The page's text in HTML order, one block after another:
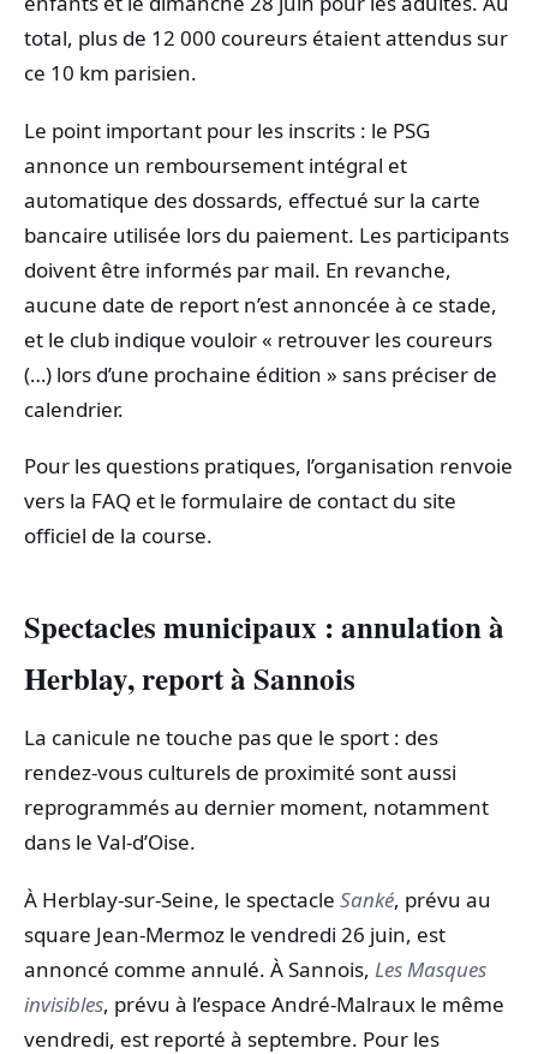
total, plus de 12 000 coureurs étaient attendus sur
ce 10 km parisien.
Le point important pour les inscrits : le PSG
annonce un remboursement intégral et
automatique des dossards, effectué sur la carte
bancaire utilisée lors du paiement. Les participants
doivent être informés par mail. En revanche,
aucune date de report n’est annoncée à ce stade,
et le club indique vouloir « retrouver les coureurs
(…) lors d’une prochaine édition » sans préciser de
calendrier.
Pour les questions pratiques, l’organisation renvoie
vers la FAQ et le formulaire de contact du site
officiel de la course.
Spectacles municipaux : annulation à
Herblay, report à Sannois
La canicule ne touche pas que le sport : des
rendez-vous culturels de proximité sont aussi
reprogrammés au dernier moment, notamment
dans le Val-d’Oise.
À Herblay-sur-Seine, le spectacle Sanké, prévu au
square Jean-Mermoz le vendredi 26 juin, est
annoncé comme annulé. À Sannois, Les Masques
invisibles, prévu à l’espace André-Malraux le même
vendredi, est reporté à septembre. Pour les